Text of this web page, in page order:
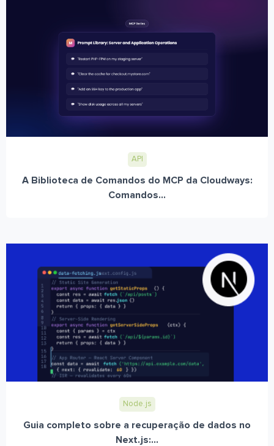
API
A Biblioteca de Comandos do MCP da Cloudways:
Comandos...
Node.js
Guia completo sobre a recuperação de dados no
Next.js:...